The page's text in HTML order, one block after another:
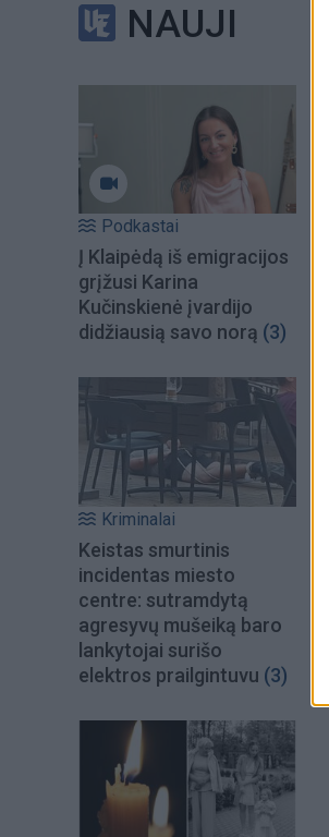
NAUJI
Podkastai
Į Klaipėdą iš emigracijos
grįžusi Karina
Kučinskienė įvardijo
didžiausią savo norą (3)
Kriminalai
Keistas smurtinis
incidentas miesto
centre: sutramdytą
agresyvų mušeiką baro
lankytojai surišo
elektros prailgintuvu (3)